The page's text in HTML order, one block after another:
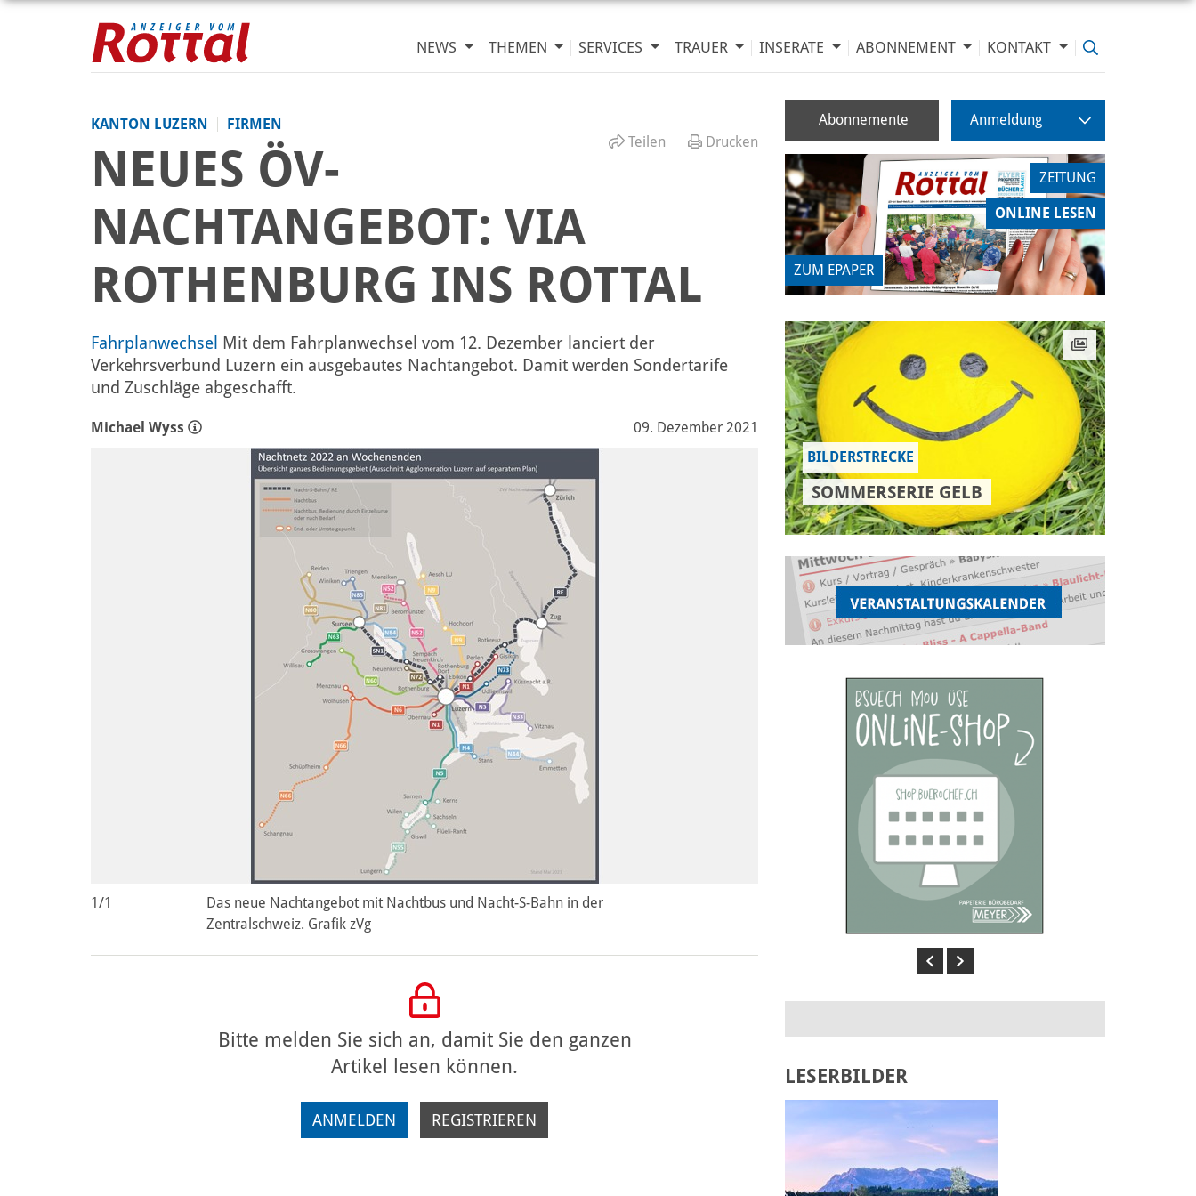
NEWS THEMEN SERVICES TRAUER INSERATE ABONNEMENT KONTAKT
KANTON LUZERN
FIRMEN
Teilen
Drucken
NEUES ÖV-
NACHTANGEBOT: VIA
ROTHENBURG INS ROTTAL
Fahrplanwechsel Mit dem Fahrplanwechsel vom 12. Dezember lanciert der
Verkehrsverbund Luzern ein ausgebautes Nachtangebot. Damit werden Sondertarife
und Zuschläge abgeschafft.
Michael Wyss 09. Dezember 2021
1/1
Das neue Nachtangebot mit Nachtbus und Nacht-S-Bahn in der
Zentralschweiz. Grafik zVg
Bitte melden Sie sich an, damit Sie den ganzen
Artikel lesen können.
ANMELDEN REGISTRIEREN
Abonnemente Anmeldung
ZUM EPAPER
ZEITUNG
ONLINE LESEN
BILDERSTRECKE
SOMMERSERIE GELB
Previous
Next
LESERBILDER